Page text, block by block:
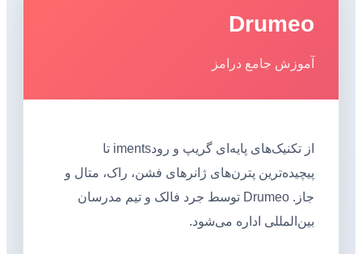
Drumeo
آموزش جامع درامز
از تکنیک‌های پایه‌ای گریپ و رودiments تا
پیچیده‌ترین پترن‌های ژانرهای فشن، راک، متال و
جاز. Drumeo توسط جرد فالک و تیم مدرسان
بین‌المللی اداره می‌شود.